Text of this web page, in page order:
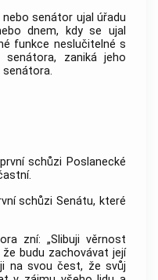
senátor ujal úřadu
dnem, kdy se ujal
funkce neslučitelné s
zaniká jeho
schůzi Poslanecké
schůzi Senátu, které
zní: „Slibuji věrnost
že budu zachovávat její
na svou čest, že svůj